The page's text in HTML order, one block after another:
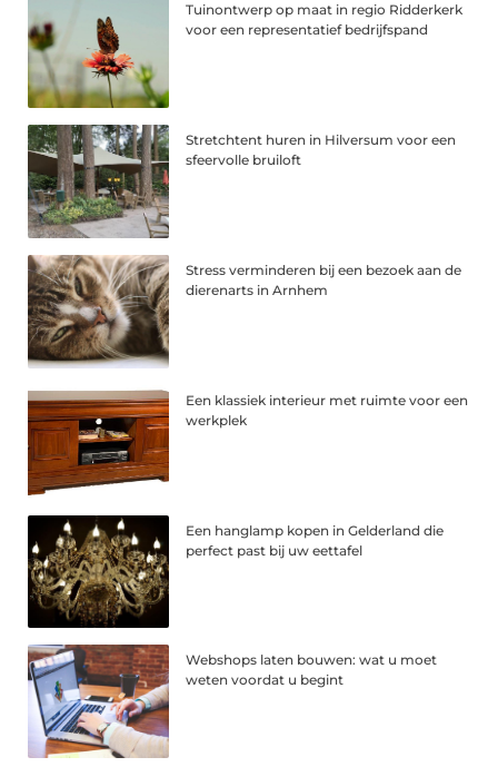
Tuinontwerp op maat in regio Ridderkerk
voor een representatief bedrijfspand
Stretchtent huren in Hilversum voor een
sfeervolle bruiloft
Stress verminderen bij een bezoek aan de
dierenarts in Arnhem
Een klassiek interieur met ruimte voor een
werkplek
Een hanglamp kopen in Gelderland die
perfect past bij uw eettafel
Webshops laten bouwen: wat u moet
weten voordat u begint